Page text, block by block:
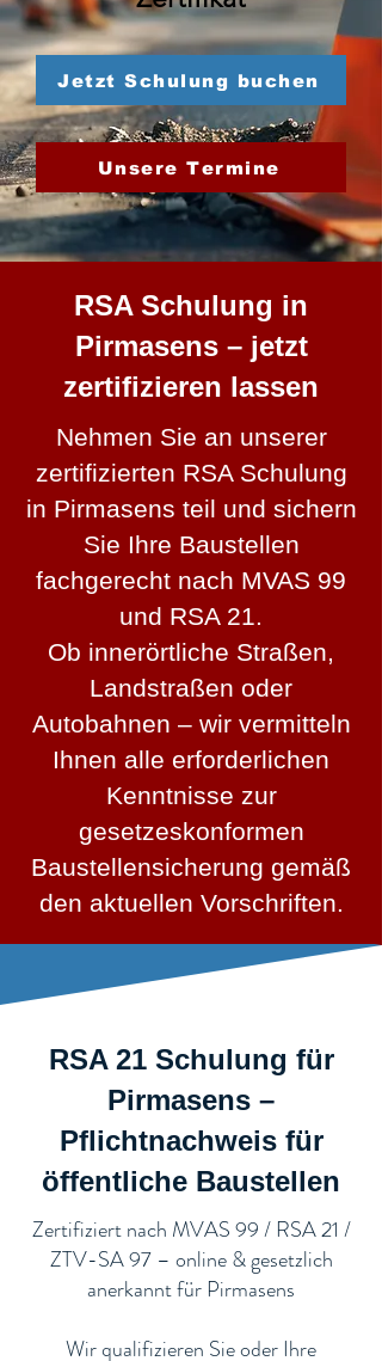
Jetzt Schulung buchen
Unsere Termine
RSA Schulung in
Pirmasens – jetzt
zertifizieren lassen
Nehmen Sie an unserer
zertifizierten RSA Schulung
in Pirmasens teil und sichern
Sie Ihre Baustellen
fachgerecht nach MVAS 99
und RSA 21.
Ob innerörtliche Straßen,
Landstraßen oder
Autobahnen – wir vermitteln
Ihnen alle erforderlichen
Kenntnisse zur
gesetzeskonformen
Baustellensicherung gemäß
den aktuellen Vorschriften.
RSA 21 Schulung für
Pirmasens –
Pflichtnachweis für
öffentliche Baustellen​
​Zertifiziert nach MVAS 99 / RSA 21 /
ZTV-SA 97 – online & gesetzlich
anerkannt für Pirmasens
Wir qualifizieren Sie oder Ihre